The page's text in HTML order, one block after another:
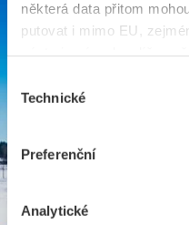
některá data přitom
putovat i mimo EU,
v sekci „Detaily“. Svoji
„Nastavení cookies“
Výběr
souhlasu
Technické
Preferenční
Analytické